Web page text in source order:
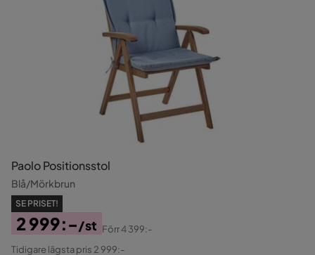
Paolo Positionsstol
Blå/Mörkbrun
SE PRISET!
Pris
2 999:-/st
Original
Förr4 399:-
Tidigare lägsta pris 2 999:-